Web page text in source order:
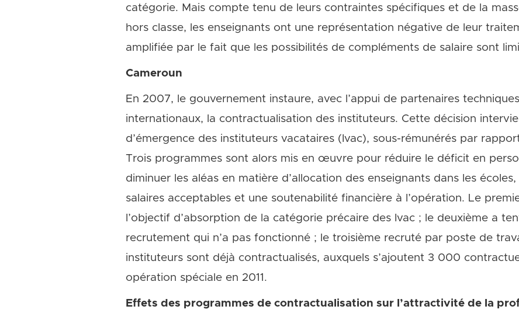
catégorie. Mais compte tenu de leurs contraintes spécifiques et de la
hors classe, les enseignants ont une représentation négative de leur
amplifiée par le fait que les possibilités de compléments de salaire sont
Cameroun
En 2007, le gouvernement instaure, avec l’appui de partenaires
internationaux, la contractualisation des instituteurs. Cette décision
d’émergence des instituteurs vacataires (Ivac), sous-rémunérés par
Trois programmes sont alors mis en œuvre pour réduire le déficit en
diminuer les aléas en matière d’allocation des enseignants dans les
salaires acceptables et une soutenabilité financière à l’opération. Le
l’objectif d’absorption de la catégorie précaire des Ivac ; le deuxième a
recrutement qui n’a pas fonctionné ; le troisième recruté par poste de
instituteurs sont déjà contractualisés, auxquels s’ajoutent 3 000
opération spéciale en 2011.
Effets des programmes de contractualisation sur l’attractivité de la